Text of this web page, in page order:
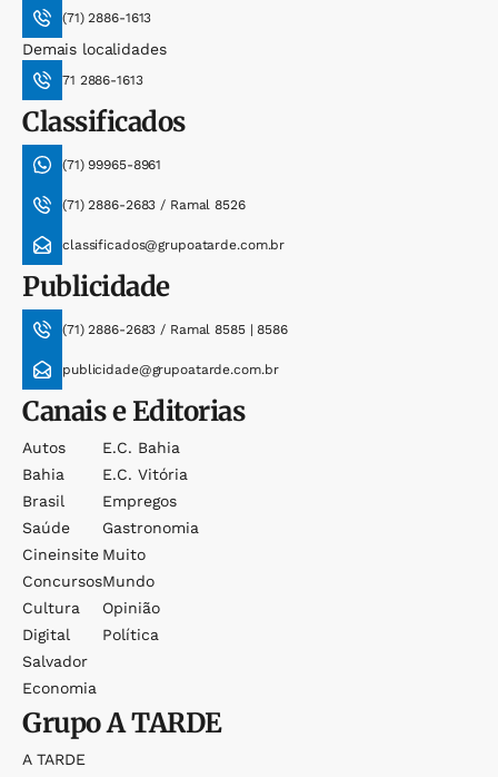
(71) 2886-1613
Demais localidades
71 2886-1613
Classificados
(71) 99965-8961
(71) 2886-2683 / Ramal 8526
classificados@grupoatarde.com.br
Publicidade
(71) 2886-2683 / Ramal 8585 | 8586
publicidade@grupoatarde.com.br
Canais e Editorias
Autos
Bahia
Brasil
Saúde
Cineinsite
Concursos
Cultura
Digital
Salvador
Economia
E.c. Bahia
E.c. Vitória
Empregos
Gastronomia
Muito
Mundo
Opinião
Política
GrupoA TARDE
A TARDE